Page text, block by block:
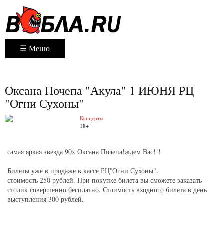
☰ Меню
Оксана Почепа "Акула" 1 ИЮНЯ РЦ
"Огни Сухоны"
Концерты
18+
самая яркая звезда 90х Оксана Почепа!ждем Вас!!!
Билеты уже в продаже в кассе РЦ"Огни Сухоны".
стоимость 250 рублей. При покупке билета вы сможете заказать
столик совершенно бесплатно. Стоимость входного билета в день
выступления 300 рублей.